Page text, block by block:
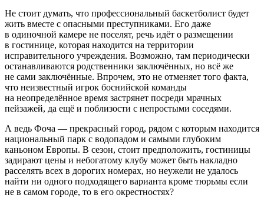
Не стоит думать, что профессиональный баскетболист будет
жить вместе с опасными преступниками. Его даже
в одиночной камере не поселят, речь идёт о размещении
в гостинице, которая находится на территории
исправительного учреждения. Возможно, там периодически
останавливаются родственники заключённых, но всё же
не сами заключённые. Впрочем, это не отменяет того факта,
что неизвестный игрок боснийской команды
на неопределённое время застрянет посреди мрачных
пейзажей, да ещё и поблизости с непростыми соседями.
А ведь Фоча — прекрасный город, рядом с которым находится
национальный парк с водопадом и самыми глубоким
каньоном Европы. В сезон, стоит предположить, гостиницы
задирают цены и небогатому клубу может быть накладно
расселять всех в дорогих номерах, но неужели не удалось
найти ни одного подходящего варианта кроме тюрьмы если
не в самом городе, то в его окрестностях?